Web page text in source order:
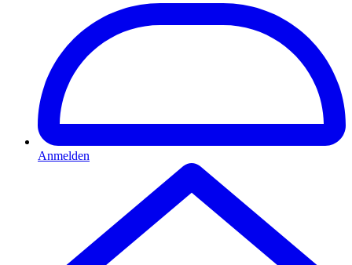
Anmelden